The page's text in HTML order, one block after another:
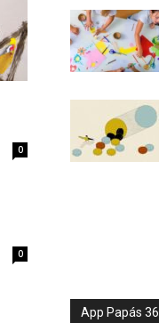
0
0
App Papás